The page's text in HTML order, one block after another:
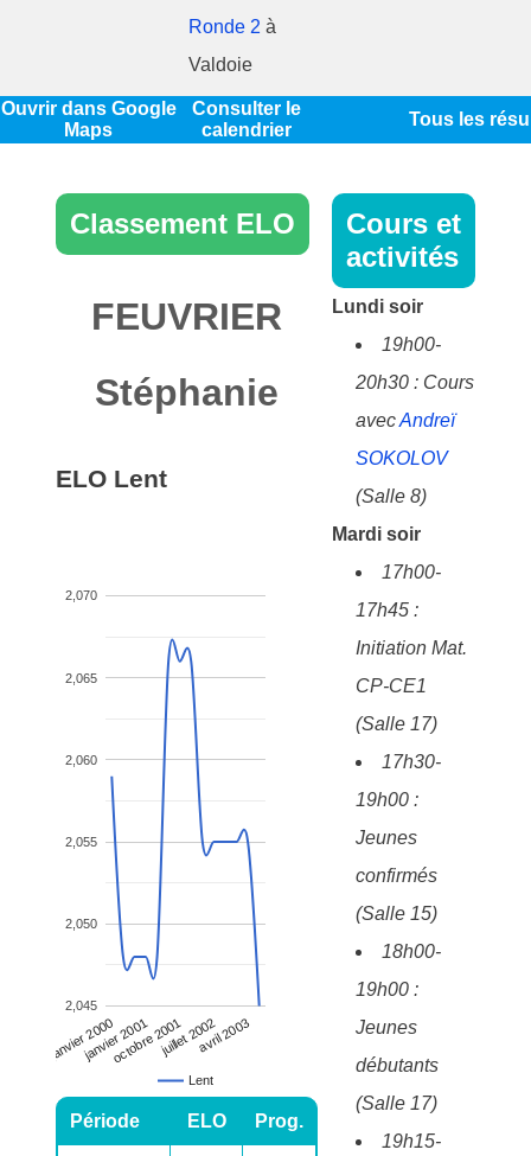
Ronde 2 à
Valdoie
Ouvrir dans Google
Maps
Consulter le
calendrier
Tous les
Classement ELO
FEUVRIER
Stéphanie
ELO Lent
Lent
janvier 2000
janvier 2001
octobre 2001juillet 2002avril 2003
2,045
2,050
2,055
2,060
2,065
2,070
Période ELO Prog.
Cours et
activités
Lundi soir
19h00-
20h30 : Cours
avecAndreï
SOKOLOV
(Salle 8)
Mardi soir
17h00-
17h45 :
Initiation Mat.
CP-CE1
(Salle 17)
17h30-
19h00 :
Jeunes
confirmés
(Salle 15)
18h00-
19h00 :
Jeunes
débutants
(Salle 17)
19h15-